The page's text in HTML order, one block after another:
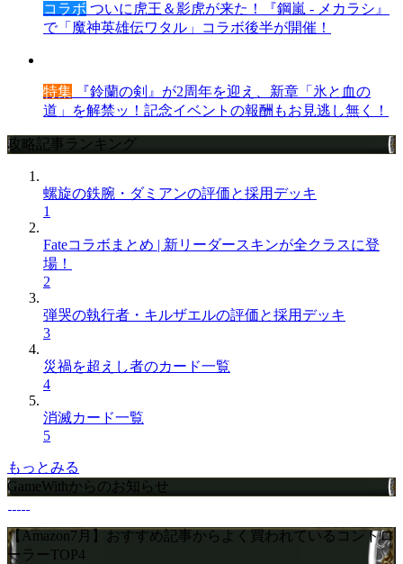
コラボ ついに虎王＆影虎が来た！『鋼嵐 - メカラシ』
で「魔神英雄伝ワタル」コラボ後半が開催！
特集 『鈴蘭の剣』が2周年を迎え、新章「氷と血の
道」を解禁ッ！記念イベントの報酬もお見逃し無く！
攻略記事ランキング
螺旋の鉄腕・ダミアンの評価と採用デッキ
1
Fateコラボまとめ | 新リーダースキンが全クラスに登
場！
2
弾哭の執行者・キルザエルの評価と採用デッキ
3
災禍を超えし者のカード一覧
4
消滅カード一覧
5
もっとみる
GameWithからのお知らせ
【Amazon7月】おすすめ記事からよく買われているコントロ
ーラーTOP4